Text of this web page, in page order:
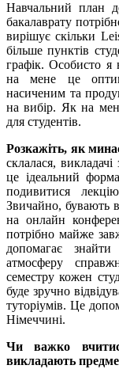
Навчальний план
бакалаврату
вирішує скільки
більше пунктів
графік. Особисто я
на мене це
насиченим та
на вибір. Як на
для студентів.
Розкажіть, як
склалася,
це ідеальний
подивитися
Звичайно, бувають
на онлайн
потрібно майже
допомагає
атмосферу
семестру кожен
буде зручно
туторіумів. Це
Німеччині.
Чи важко
викладають